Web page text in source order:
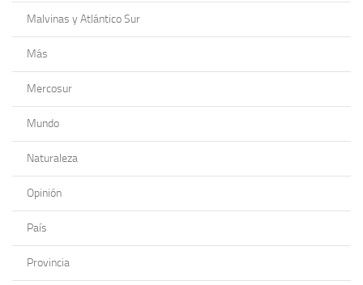
Malvinas y Atlántico Sur
Más
Mercosur
Mundo
Naturaleza
Opinión
País
Provincia